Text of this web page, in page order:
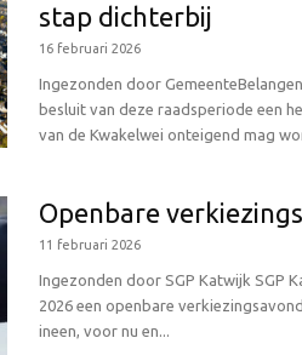
stap dichterbij
16 februari 2026
Ingezonden door
besluit van deze raadsperiode een
van de Kwakelwei onteigend mag
Openbare
11 februari 2026
Ingezonden door SGP Katwijk SGP
2026 een openbare
ineen, voor nu en...